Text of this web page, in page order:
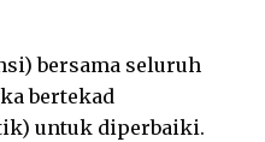
bersama seluruh
bertekad
untuk diperbaiki.